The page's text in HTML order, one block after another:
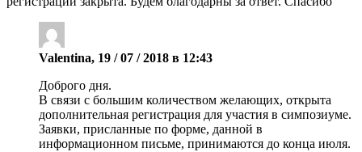
Valentina, 19 / 07 / 2018 в 12:43
Доброго дня.
В связи с большим количеством желающих, открыта
дополнительная регистрация для участия в симпозиуме.
Заявки, присланные по форме, данной в
информационном письме, принимаются до конца июля.